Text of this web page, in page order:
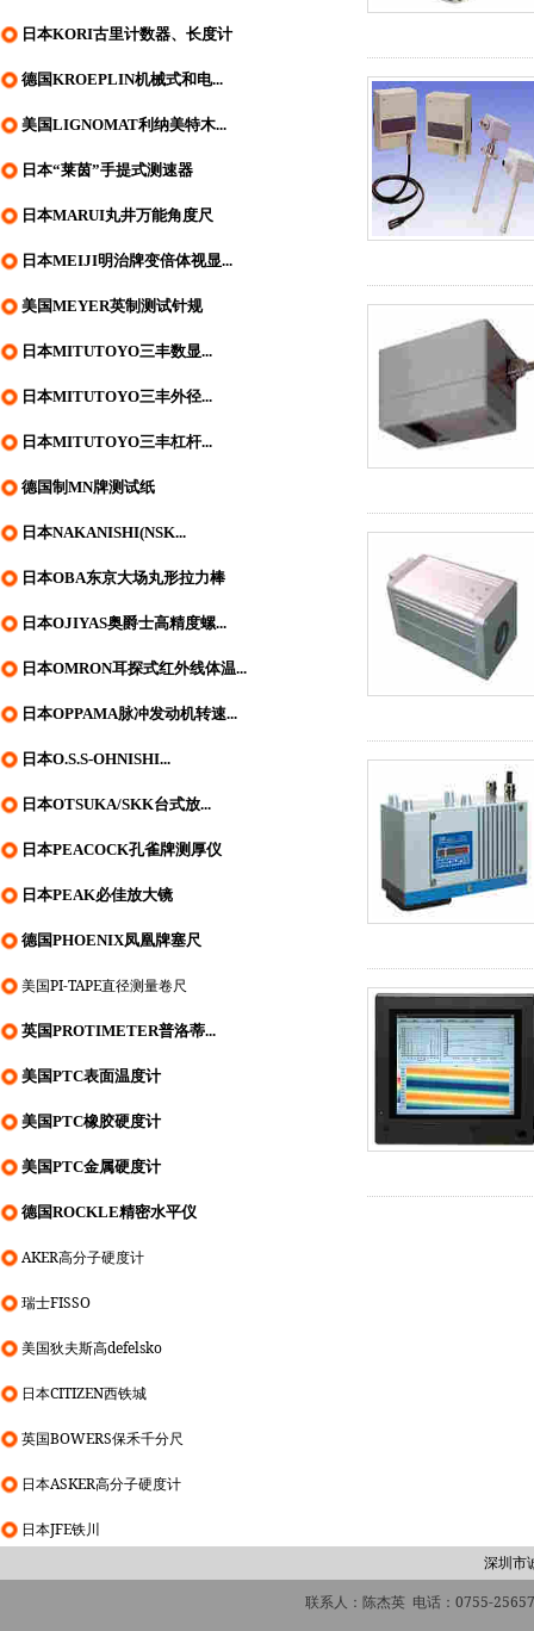
日本KORI古里计数器、长度计
德国KROEPLIN机械式和电...
美国LIGNOMAT利纳美特木...
日本“莱茵”手提式测速器
日本MARUI丸井万能角度尺
日本MEIJI明治牌变倍体视显...
美国MEYER英制测试针规
日本MITUTOYO三丰数显...
日本MITUTOYO三丰外径...
日本MITUTOYO三丰杠杆...
德国制MN牌测试纸
日本NAKANISHI(NSK...
日本OBA东京大场丸形拉力棒
日本OJIYAS奥爵士高精度螺...
日本OMRON耳探式红外线体温...
日本OPPAMA脉冲发动机转速...
日本O.S.S-OHNISHI...
日本OTSUKA/SKK台式放...
日本PEACOCK孔雀牌测厚仪
日本PEAK必佳放大镜
德国PHOENIX凤凰牌塞尺
美国PI-TAPE直径测量卷尺
英国PROTIMETER普洛蒂...
美国PTC表面温度计
美国PTC橡胶硬度计
美国PTC金属硬度计
德国ROCKLE精密水平仪
AKER高分子硬度计
瑞士FISSO
美国狄夫斯高defelsko
日本CITIZEN西铁城
英国BOWERS保禾千分尺
日本ASKER高分子硬度计
日本JFE铁川
深圳市
联系人：陈杰英 电话：0755-